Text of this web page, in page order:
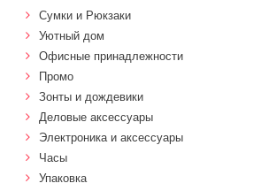
Сумки и Рюкзаки
Уютный дом
Офисные принадлежности
Промо
Зонты и дождевики
Деловые аксессуары
Электроника и аксессуары
Часы
Упаковка